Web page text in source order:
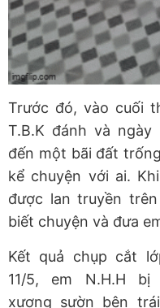
Trước đó, vào cuối
T.B.K đánh và
đến một bãi đất
kể chuyện với ai.
được lan truyền
biết chuyện và đưa
Kết quả chụp cắt
11/5, em N.H.H
xương sườn bên